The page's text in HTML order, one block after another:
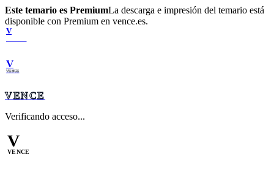
Este temario es PremiumLa descarga e impresión del temario está
disponible con Premium en vence.es.
V
V
VENCE
VENCE
Verificando acceso...
V
VENCE